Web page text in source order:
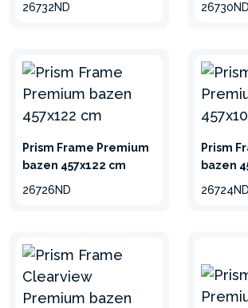
umanji
26732ND
26730ND
Prism Frame Premium
bazen 457x122 cm
26726ND
Prism
bazen
26724ND